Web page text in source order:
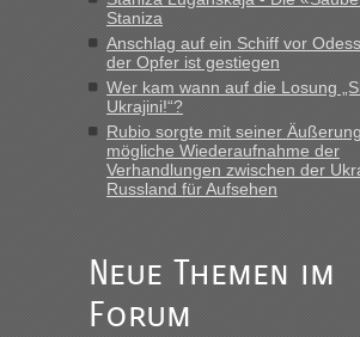
geht es am schnellsten?
„Gestern 6 Stunden warten vor der
in Krakowez mit dem Kleinbus.
schnell da auch Passagiere mit EU-Pass
Bernd D-UAinBerichte und
welchem Grenzübergang
das erste Mal an einem Montagmorgen
vor mir, bin sonst der Erste oder Zweite,
Minuten wurde dann die nächste Welle...“
Staniza
Anschlag auf ein Schiff vor
der Opfer ist gestiegen
Wer kam wann auf die Losung
Ukrajini!“?
Rubio sorgte mit seiner
mögliche Wiederaufnahme der
Verhandlungen zwischen der
Russland für Aufsehen
Neue Themen im
Forum